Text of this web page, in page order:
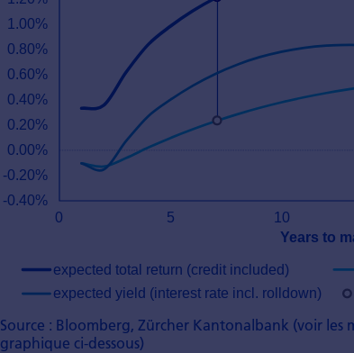
Source : Bloomberg, Zürcher Kantonalbank (voir les
graphique ci-dessous)